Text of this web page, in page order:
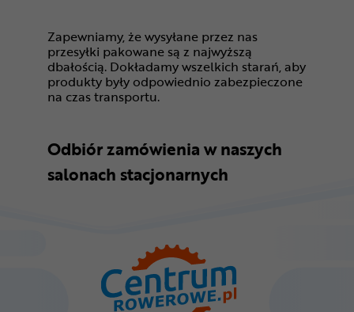
Zapewniamy, że wysyłane przez nas
przesyłki pakowane są z najwyższą
dbałością. Dokładamy wszelkich starań, aby
produkty były odpowiednio zabezpieczone
na czas transportu.
Odbiór zamówienia w naszych
salonach stacjonarnych